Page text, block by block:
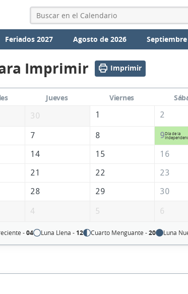
Feriados 2027 Agosto de 2026
Imprimir Imprimir
Jueves Viernes
30 1 2
7 8 9Día de la
14 15
16
21 22
23
28 29
30
4 5 6
-04 Luna Llena - 12 Cuarto Menguante -20 Luna